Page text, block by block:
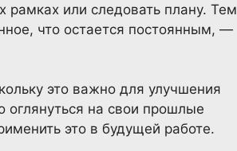
или следовать плану. Тем
что остается постоянным, —
это важно для улучшения
оглянуться на свои прошлые
это в будущей работе.